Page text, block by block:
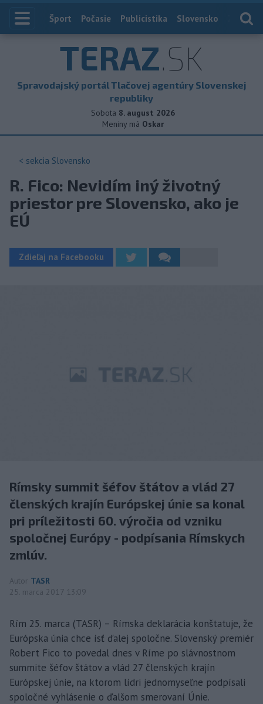
Index
Šport Počasie Publicistika Slovensko
TERAZ.SK
Spravodajský portál Tlačovej agentúry Slovenskej
republiky
Sobota 8. august 2026
Meniny má Oskar
< sekcia Slovensko
R. Fico: Nevidím iný životný
priestor pre Slovensko, ako je
EÚ
Zdieľaj na Facebooku
Rímsky summit šéfov štátov a vlád 27
členských krajín Európskej únie sa konal
pri príležitosti 60. výročia od vzniku
spoločnej Európy - podpísania Rímskych
zmlúv.
Autor TASR
25. marca 2017 13:09
Rím 25. marca (TASR) – Rímska deklarácia konštatuje, že
Európska únia chce ísť ďalej spoločne. Slovenský premiér
Robert Fico to povedal dnes v Ríme po slávnostnom
summite šéfov štátov a vlád 27 členských krajín
Európskej únie, na ktorom lídri jednomyseľne podpísali
spoločné vyhlásenie o ďalšom smerovaní Únie.